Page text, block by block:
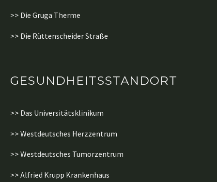
>> Die Gruga Therme
>> Die Rüttenscheider Straße
GESUNDHEITSSTANDORT
>> Das Universitätsklinikum
>> Westdeutsches Herzzentrum
>> Westdeutsches Tumorzentrum
>> Alfried Krupp Krankenhaus